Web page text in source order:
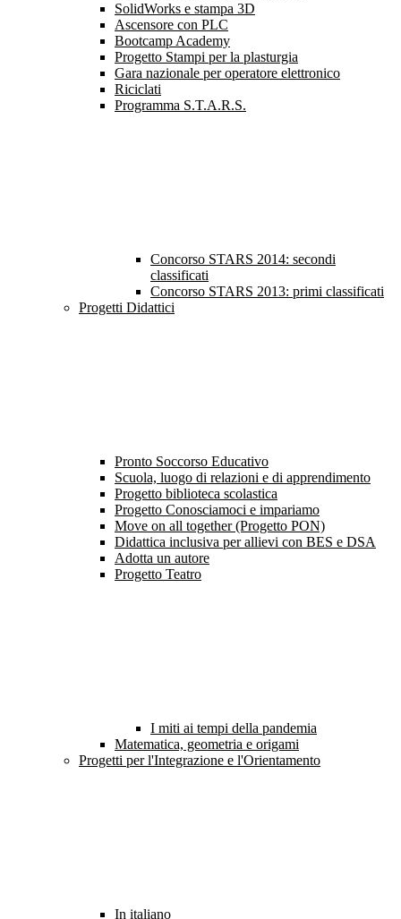
SolidWorks e stampa 3D
Ascensore con PLC
Bootcamp Academy
Progetto Stampi per la plasturgia
Gara nazionale per operatore elettronico
Riciclati
Programma S.T.A.R.S.
Concorso STARS 2014: secondi
classificati
Concorso STARS 2013: primi classificati
Progetti Didattici
Pronto Soccorso Educativo
Scuola, luogo di relazioni e di apprendimento
Progetto biblioteca scolastica
Progetto Conosciamoci e impariamo
Move on all together (Progetto PON)
Didattica inclusiva per allievi con BES e DSA
Adotta un autore
Progetto Teatro
I miti ai tempi della pandemia
Matematica, geometria e origami
Progetti per l'Integrazione e l'Orientamento
In italiano